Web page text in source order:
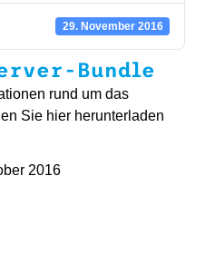
29. November 2016
Bundle
rund um das
Sie hier herunterladen
2016